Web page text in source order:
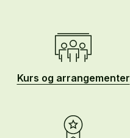
Kurs og arrangementer